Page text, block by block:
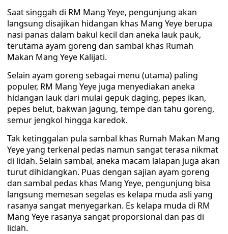
Saat singgah di RM Mang Yeye, pengunjung akan
langsung disajikan hidangan khas Mang Yeye berupa
nasi panas dalam bakul kecil dan aneka lauk pauk,
terutama ayam goreng dan sambal khas Rumah
Makan Mang Yeye Kalijati.
Selain ayam goreng sebagai menu (utama) paling
populer, RM Mang Yeye juga menyediakan aneka
hidangan lauk dari mulai gepuk daging, pepes ikan,
pepes belut, bakwan jagung, tempe dan tahu goreng,
semur jengkol hingga karedok.
Tak ketinggalan pula sambal khas Rumah Makan Mang
Yeye yang terkenal pedas namun sangat terasa nikmat
di lidah. Selain sambal, aneka macam lalapan juga akan
turut dihidangkan. Puas dengan sajian ayam goreng
dan sambal pedas khas Mang Yeye, pengunjung bisa
langsung memesan segelas es kelapa muda asli yang
rasanya sangat menyegarkan. Es kelapa muda di RM
Mang Yeye rasanya sangat proporsional dan pas di
lidah.